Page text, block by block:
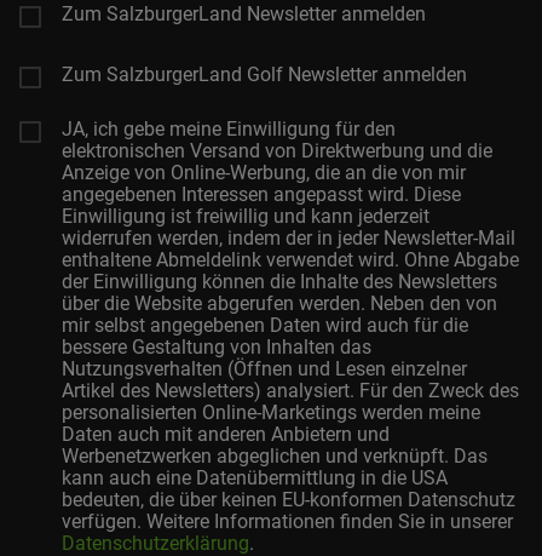
Zum SalzburgerLand Newsletter anmelden
Zum SalzburgerLand Golf Newsletter anmelden
JA, ich gebe meine Einwilligung für den
elektronischen Versand von Direktwerbung und die
Anzeige von Online-Werbung, die an die von mir
angegebenen Interessen angepasst wird. Diese
Einwilligung ist freiwillig und kann jederzeit
widerrufen werden, indem der in jeder Newsletter-Mail
enthaltene Abmeldelink verwendet wird. Ohne Abgabe
der Einwilligung können die Inhalte des Newsletters
über die Website abgerufen werden. Neben den von
mir selbst angegebenen Daten wird auch für die
bessere Gestaltung von Inhalten das
Nutzungsverhalten (Öffnen und Lesen einzelner
Artikel des Newsletters) analysiert. Für den Zweck des
personalisierten Online-Marketings werden meine
Daten auch mit anderen Anbietern und
Werbenetzwerken abgeglichen und verknüpft. Das
kann auch eine Datenübermittlung in die USA
bedeuten, die über keinen EU-konformen Datenschutz
verfügen. Weitere Informationen finden Sie in unserer
Datenschutzerklärung.